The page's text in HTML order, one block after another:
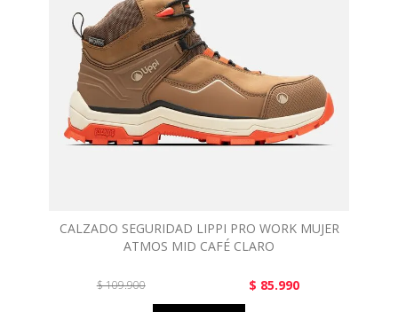
CALZADO SEGURIDAD LIPPI PRO WORK MUJER
ATMOS MID CAFÉ CLARO
$ 109.900 $ 85.990